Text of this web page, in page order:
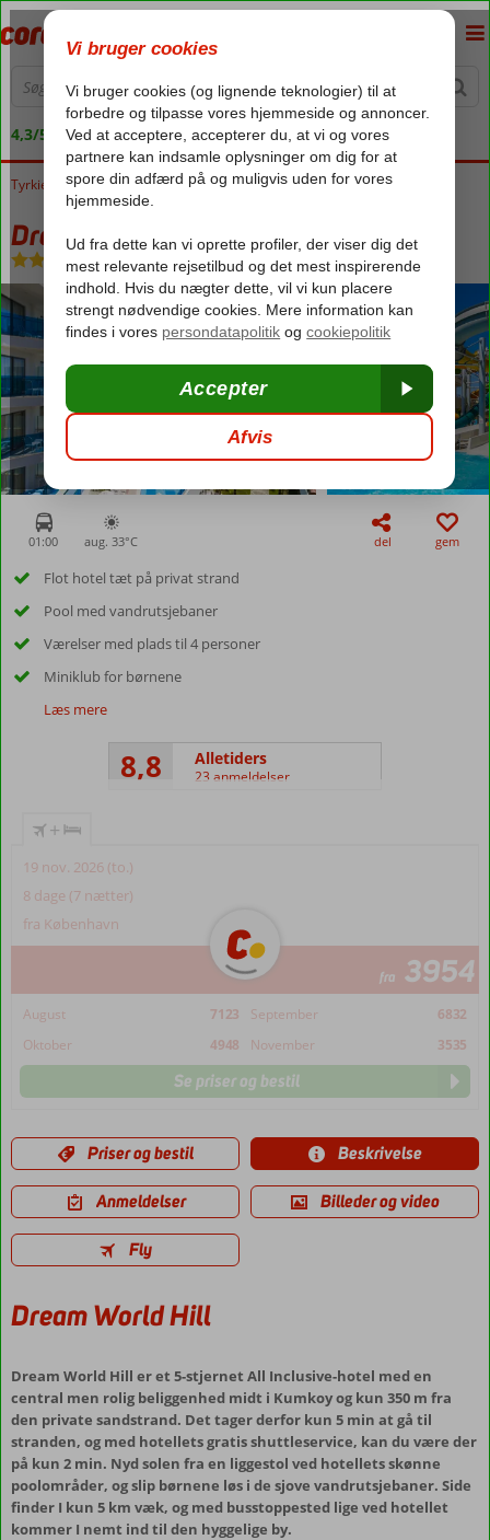
4,3/5 på Trustpilot
Forside
Tyrkiet Tyrkiets sydkyst Side Kumkoy Dream World Hill
Dream World Hill
All Inclusive-Hotel
01:00 aug. 33°C del gem
Flot hotel tæt på privat strand
Pool med vandrutsjebaner
Værelser med plads til 4 personer
Miniklub for børnene
Læs mere
8,8 Alletiders
23 anmeldelser
+
19 nov. 2026 (to.)
8 dage (7 nætter)
fra København
fra 3954
August 7123 September
6832
Oktober
4948 November 3535
Se priser og bestil
Priser og bestil Beskrivelse
Anmeldelser Billeder og video
Fly
Dream World Hill
Dream World Hill er et 5-stjernet All Inclusive-hotel med en
central men rolig beliggenhed midt i Kumkoy og kun 350 m fra
den private sandstrand. Det tager derfor kun 5 min at gå til
stranden, og med hotellets gratis shuttleservice, kan du være der
på kun 2 min. Nyd solen fra en liggestol ved hotellets skønne
poolområder, og slip børnene løs i de sjove vandrutsjebaner. Side
finder I kun 5 km væk, og med busstoppested lige ved hotellet
kommer I nemt ind til den hyggelige by.